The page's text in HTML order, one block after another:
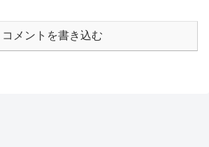
コメントを書き込む